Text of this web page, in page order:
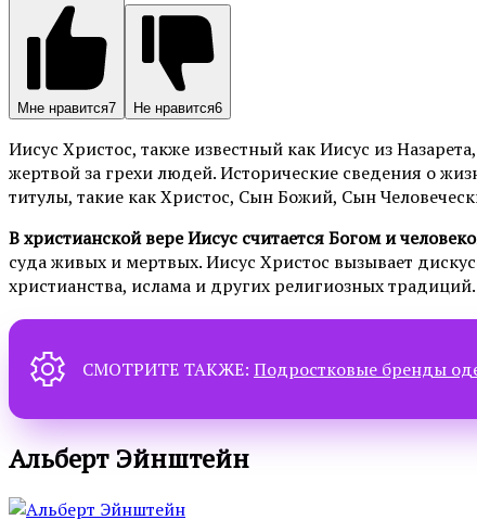
Мне нравится7 Не нравится6
Иисус Христос, также известный как Иисус из Назарета,
жертвой за грехи людей. Исторические сведения о
титулы, такие как Христос, Сын Божий, Сын
В христианской вере Иисус считается Богом и
суда живых и мертвых. Иисус Христос вызывает
христианства, ислама и других религиозных традиций.
СМОТРИТЕ ТАКЖЕ: Подростковые бренды
Альберт Эйнштейн